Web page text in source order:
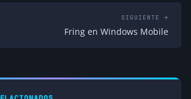
SIGUIENTE →
Fring en Windows Mobile